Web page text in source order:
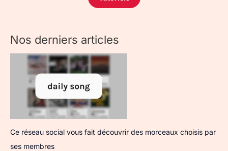
Nos derniers articles
Ce réseau social vous fait découvrir des morceaux choisis par
ses membres